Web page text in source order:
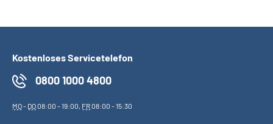
Kostenloses Servicetelefon
0800 1000 4800
MO- DO08:00 - 19:00, FR08:00 - 15:30